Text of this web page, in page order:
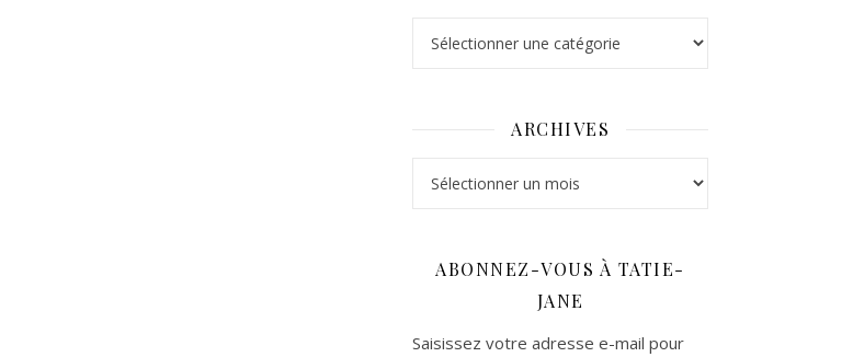
ARCHIVES
ABONNEZ-VOUS À TATIE-
JANE
Saisissez votre adresse e-mail pour